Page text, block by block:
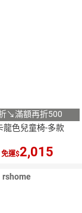
↘滿額再折500
龍色兒童椅-多款
免運 2,015
rshome